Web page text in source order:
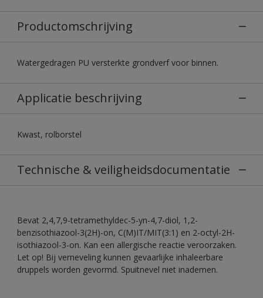
Productomschrijving
Watergedragen PU versterkte grondverf voor binnen.
Applicatie beschrijving
Kwast, rolborstel
Technische & veiligheidsdocumentatie
Bevat 2,4,7,9-tetramethyldec-5-yn-4,7-diol, 1,2-
benzisothiazool-3(2H)-on, C(M)IT/MIT(3:1) en 2-octyl-2H-
isothiazool-3-on. Kan een allergische reactie veroorzaken.
Let op! Bij verneveling kunnen gevaarlijke inhaleerbare
druppels worden gevormd. Spuitnevel niet inademen.